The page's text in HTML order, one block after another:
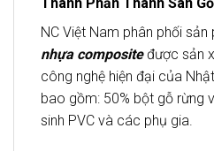
NC Việt Nam phân phối sản
nhựa compositeđược sản
công nghệ hiện đại của
bao gồm: 50% bột gỗ rừng
sinh PVC và các phụ gia.